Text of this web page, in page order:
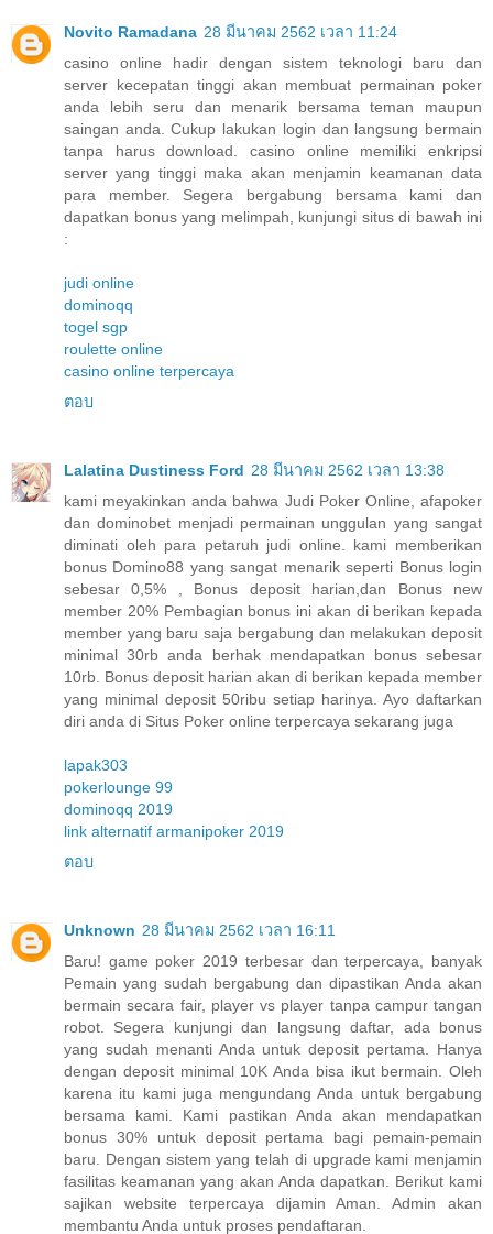
Novito Ramadana 28 มีนาคม 2562 เวลา 11:24
casino online hadir dengan sistem teknologi baru dan
server kecepatan tinggi akan membuat permainan poker
anda lebih seru dan menarik bersama teman maupun
saingan anda. Cukup lakukan login dan langsung bermain
tanpa harus download. casino online memiliki enkripsi
server yang tinggi maka akan menjamin keamanan data
para member. Segera bergabung bersama kami dan
dapatkan bonus yang melimpah, kunjungi situs di bawah ini
:
judi online
dominoqq
togel sgp
roulette online
casino online terpercaya
ตอบ
Lalatina Dustiness Ford 28 มีนาคม 2562 เวลา 13:38
kami meyakinkan anda bahwa Judi Poker Online, afapoker
dan dominobet menjadi permainan unggulan yang sangat
diminati oleh para petaruh judi online. kami memberikan
bonus Domino88 yang sangat menarik seperti Bonus login
sebesar 0,5% , Bonus deposit harian,dan Bonus new
member 20% Pembagian bonus ini akan di berikan kepada
member yang baru saja bergabung dan melakukan deposit
minimal 30rb anda berhak mendapatkan bonus sebesar
10rb. Bonus deposit harian akan di berikan kepada member
yang minimal deposit 50ribu setiap harinya. Ayo daftarkan
diri anda di Situs Poker online terpercaya sekarang juga
lapak303
pokerlounge 99
dominoqq 2019
link alternatif armanipoker 2019
ตอบ
Unknown 28 มีนาคม 2562 เวลา 16:11
Baru! game poker 2019 terbesar dan terpercaya, banyak
Pemain yang sudah bergabung dan dipastikan Anda akan
bermain secara fair, player vs player tanpa campur tangan
robot. Segera kunjungi dan langsung daftar, ada bonus
yang sudah menanti Anda untuk deposit pertama. Hanya
dengan deposit minimal 10K Anda bisa ikut bermain. Oleh
karena itu kami juga mengundang Anda untuk bergabung
bersama kami. Kami pastikan Anda akan mendapatkan
bonus 30% untuk deposit pertama bagi pemain-pemain
baru. Dengan sistem yang telah di upgrade kami menjamin
fasilitas keamanan yang akan Anda dapatkan. Berikut kami
sajikan website terpercaya dijamin Aman. Admin akan
membantu Anda untuk proses pendaftaran.